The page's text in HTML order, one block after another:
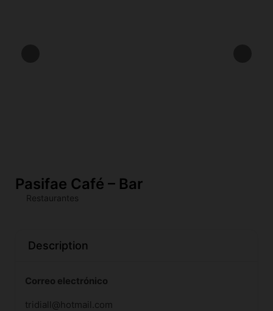
Pasifae Café – Bar
Restaurantes
Description
Correo electrónico
tridiall@hotmail.com